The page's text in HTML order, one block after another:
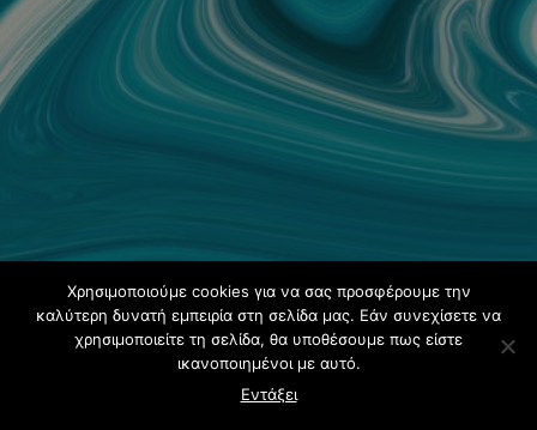
Χρησιμοποιούμε cookies για να σας προσφέρουμε την
καλύτερη δυνατή εμπειρία στη σελίδα μας. Εάν συνεχίσετε να
χρησιμοποιείτε τη σελίδα, θα υποθέσουμε πως είστε
ικανοποιημένοι με αυτό.
Εντάξει